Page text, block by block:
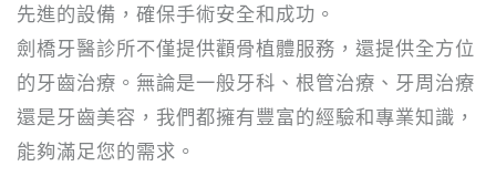
先進的設備，確保手術安全和成功。
劍橋牙醫診所不僅提供顴骨植體服務，還提供全方位
的牙齒治療。無論是一般牙科、根管治療、牙周治療
還是牙齒美容，我們都擁有豐富的經驗和專業知識，
能夠滿足您的需求。